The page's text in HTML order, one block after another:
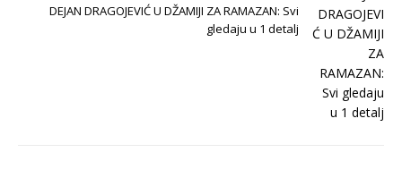
DEJAN DRAGOJEVIĆ U DŽAMIJI ZA RAMAZAN: Svi
gledaju u 1 detalj